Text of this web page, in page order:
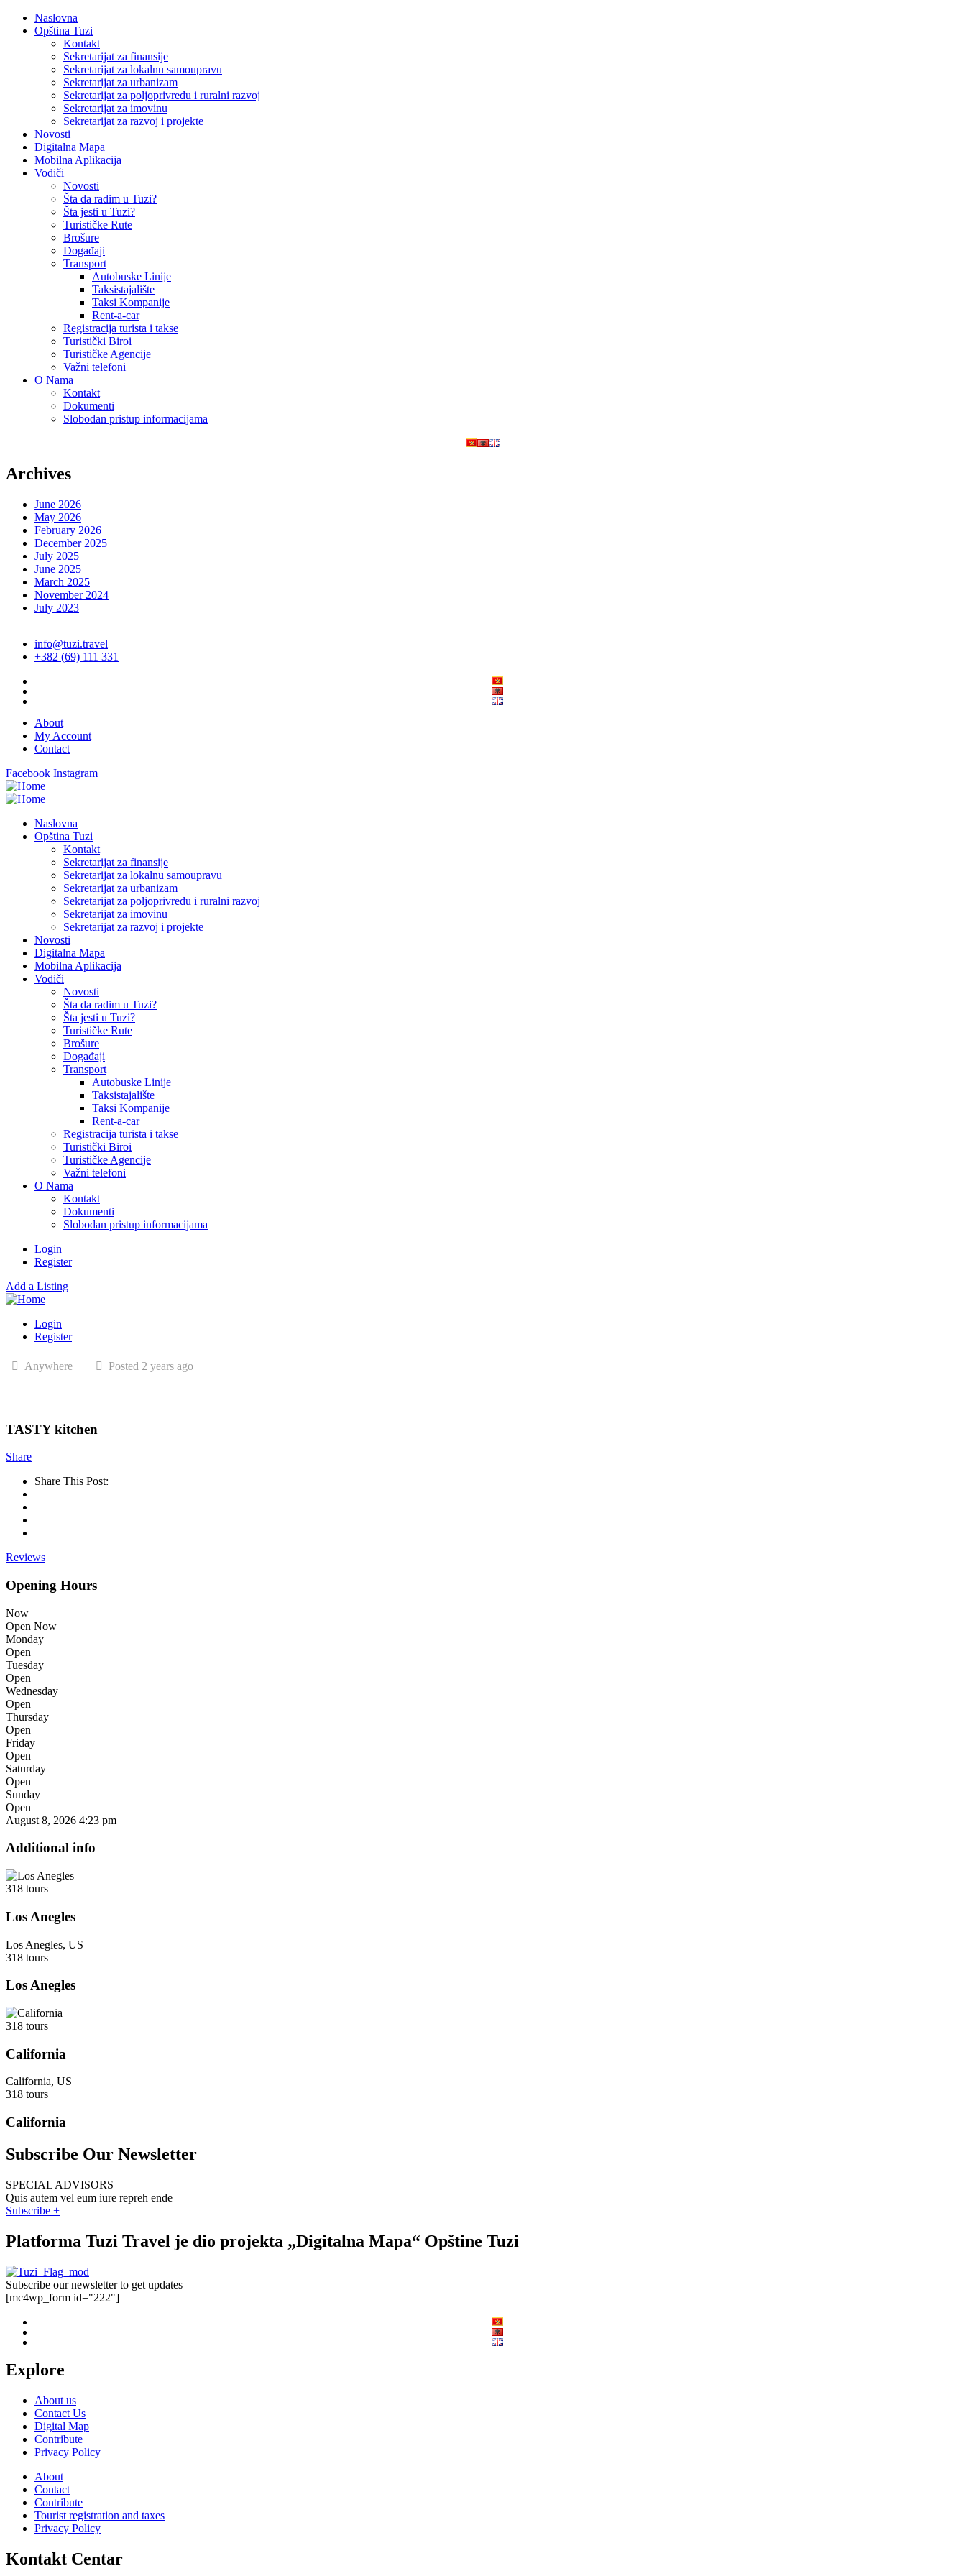
Naslovna
Opština Tuzi
Kontakt
Sekretarijat za finansije
Sekretarijat za lokalnu samoupravu
Sekretarijat za urbanizam
Sekretarijat za poljoprivredu i ruralni razvoj
Sekretarijat za imovinu
Sekretarijat za razvoj i projekte
Novosti
Digitalna Mapa
Mobilna Aplikacija
Vodiči
Novosti
Šta da radim u Tuzi?
Šta jesti u Tuzi?
Turističke Rute
Brošure
Događaji
Transport
Autobuske Linije
Taksistajalište
Taksi Kompanije
Rent-a-car
Registracija turista i takse
Turistički Biroi
Turističke Agencije
Važni telefoni
O Nama
Kontakt
Dokumenti
Slobodan pristup informacijama
Archives
June 2026
May 2026
February 2026
December 2025
July 2025
June 2025
March 2025
November 2024
July 2023
info@tuzi.travel
+382 (69) 111 331
About
My Account
Contact
Facebook Instagram
Naslovna
Opština Tuzi
Kontakt
Sekretarijat za finansije
Sekretarijat za lokalnu samoupravu
Sekretarijat za urbanizam
Sekretarijat za poljoprivredu i ruralni razvoj
Sekretarijat za imovinu
Sekretarijat za razvoj i projekte
Novosti
Digitalna Mapa
Mobilna Aplikacija
Vodiči
Novosti
Šta da radim u Tuzi?
Šta jesti u Tuzi?
Turističke Rute
Brošure
Događaji
Transport
Autobuske Linije
Taksistajalište
Taksi Kompanije
Rent-a-car
Registracija turista i takse
Turistički Biroi
Turističke Agencije
Važni telefoni
O Nama
Kontakt
Dokumenti
Slobodan pristup informacijama
Login
Register
Add a Listing
Login
Register
Anywhere Posted 2 years ago
TASTY kitchen
Share
Share This Post:
Reviews
Opening Hours
Now
Open Now
Monday
Open
Tuesday
Open
Wednesday
Open
Thursday
Open
Friday
Open
Saturday
Open
Sunday
Open
August 8, 2026 4:23 pm
Additional info
318 tours
Los Anegles
Los Anegles, US
318 tours
Los Anegles
318 tours
California
California, US
318 tours
California
Subscribe Our Newsletter
SPECIAL ADVISORS
Quis autem vel eum iure repreh ende
Subscribe +
Platforma Tuzi Travel je dio projekta „Digitalna Mapa“ Opštine Tuzi
Subscribe our newsletter to get updates
[mc4wp_form id="222"]
Explore
About us
Contact Us
Digital Map
Contribute
Privacy Policy
About
Contact
Contribute
Tourist registration and taxes
Privacy Policy
Kontakt Centar